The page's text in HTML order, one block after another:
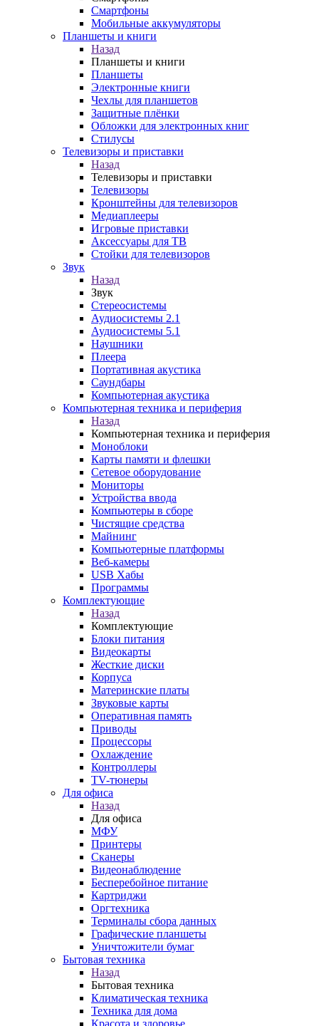
Смартфоны
Мобильные аккумуляторы
Планшеты и книги
Назад
Планшеты и книги
Планшеты
Электронные книги
Чехлы для планшетов
Защитные плёнки
Обложки для электронных книг
Стилусы
Телевизоры и приставки
Назад
Телевизоры и приставки
Телевизоры
Кронштейны для телевизоров
Медиаплееры
Игровые приставки
Аксессуары для ТВ
Стойки для телевизоров
Звук
Назад
Звук
Стереосистемы
Аудиосистемы 2.1
Аудиосистемы 5.1
Наушники
Плеера
Портативная акустика
Саундбары
Компьютерная акустика
Компьютерная техника и периферия
Назад
Компьютерная техника и периферия
Моноблоки
Карты памяти и флешки
Сетевое оборудование
Мониторы
Устройства ввода
Компьютеры в сборе
Чистящие средства
Майнинг
Компьютерные платформы
Веб-камеры
USB Хабы
Программы
Комплектующие
Назад
Комплектующие
Блоки питания
Видеокарты
Жесткие диски
Корпуса
Материнские платы
Звуковые карты
Оперативная память
Приводы
Процессоры
Охлаждение
Контроллеры
TV-тюнеры
Для офиса
Назад
Для офиса
МФУ
Принтеры
Сканеры
Видеонаблюдение
Бесперебойное питание
Картриджи
Оргтехника
Терминалы сбора данных
Графические планшеты
Уничтожители бумаг
Бытовая техника
Назад
Бытовая техника
Климатическая техника
Техника для дома
Красота и здоровье